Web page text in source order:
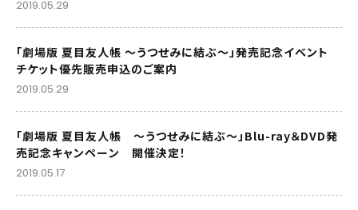
2019.05.29
「劇場版 夏目友人帳 ～うつせみに結ぶ～」発売記念イベント
チケット優先販売申込のご案内
2019.05.29
「劇場版 夏目友人帳 ～うつせみに結ぶ～」Blu-ray＆DVD発
売記念キャンペーン 開催決定！
2019.05.17